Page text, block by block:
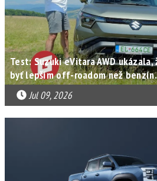
Test: Suzuki eVitara AWD
byť lepším off-roadom než
Jul 09, 2026